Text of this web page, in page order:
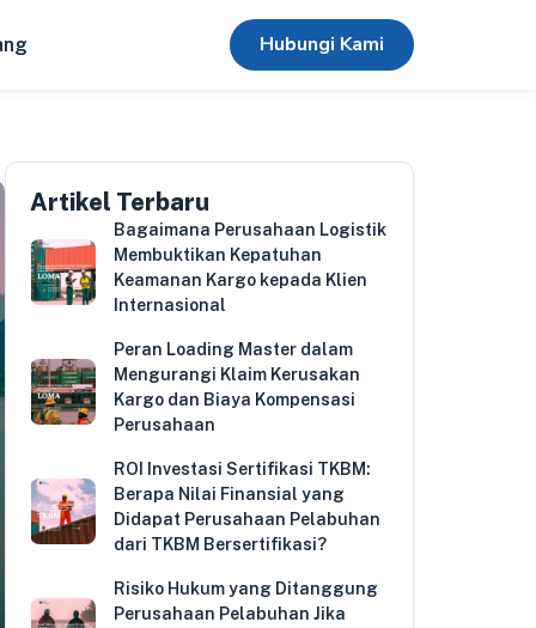
Hubungi Kami
Artikel Terbaru
Bagaimana Perusahaan Logistik
Membuktikan Kepatuhan
Keamanan Kargo kepada Klien
Internasional
Peran Loading Master dalam
Mengurangi Klaim Kerusakan
Kargo dan Biaya Kompensasi
Perusahaan
ROI Investasi Sertifikasi TKBM:
Berapa Nilai Finansial yang
Didapat Perusahaan Pelabuhan
dari TKBM Bersertifikasi?
Risiko Hukum yang Ditanggung
Perusahaan Pelabuhan Jika